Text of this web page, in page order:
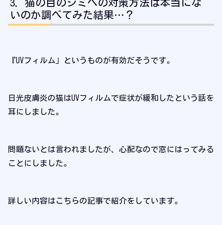
猫の目のシミへの対策方法は本当にな
いのか調べてみた結果…？
『UVフィルム」というものが有効だそうです。
日光皮膚炎の猫はUVフィルムで症状が緩和したという話を
耳にしました。
問題ないとは言われましたが、心配なので窓にはってみる
ことにしました。
詳しい内容はこちらの記事で紹介をしています。